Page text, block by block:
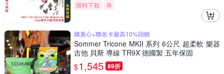
限時下殺 券
購衷心+聯名卡最高10%回饋
Sommer Tricone MKII 系列 6公尺 超柔軟 樂器
吉他 貝斯 導線 TR9X 德國製 五年保固
$1,545 89折